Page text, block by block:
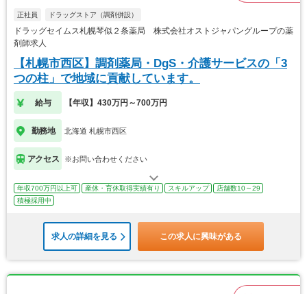
正社員 ドラッグストア（調剤併設）
ドラッグセイムス札幌琴似２条薬局 株式会社オストジャパングループの薬
剤師求人
【札幌市西区】調剤薬局・DgS・介護サービスの「3
つの柱」で地域に貢献しています。
給与 【年収】430万円～700万円
勤務地 北海道 札幌市西区
アクセス ※お問い合わせください
年収700万円以上可 産休・育休取得実績有り スキルアップ
店舗数10～29
積極採用中
求人の詳細を見る この求人に興味がある